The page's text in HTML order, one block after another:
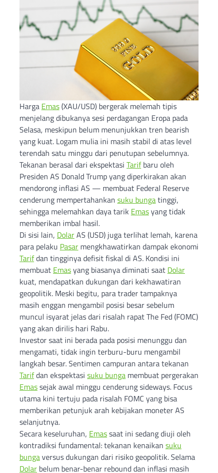
Harga Emas(XAU/USD) bergerak melemah tipis
menjelang dibukanya sesi perdagangan Eropa pada
Selasa, meskipun belum menunjukkan tren bearish
yang kuat. Logam mulia ini masih stabil di atas level
terendah satu minggu dari penutupan sebelumnya.
Tekanan berasal dari ekspektasi Tarifbaru oleh
Presiden AS Donald Trump yang diperkirakan akan
mendorong inflasi AS — membuat Federal Reserve
cenderung mempertahankan suku bungatinggi,
sehingga melemahkan daya tarik Emasyang tidak
memberikan imbal hasil.
Di sisi lain, DolarAS (USD) juga terlihat lemah, karena
para pelaku Pasar mengkhawatirkan dampak ekonomi
Tarifdan tingginya defisit fiskal di AS. Kondisi ini
membuat Emasyang biasanya diminati saat Dolar
kuat, mendapatkan dukungan dari kekhawatiran
geopolitik. Meski begitu, para trader tampaknya
masih enggan mengambil posisi besar sebelum
muncul isyarat jelas dari risalah rapat The Fed (FOMC)
yang akan dirilis hari Rabu.
Investor saat ini berada pada posisi menunggu dan
mengamati, tidak ingin terburu-buru mengambil
langkah besar. Sentimen campuran antara tekanan
Tarifdan ekspektasi suku bunga membuat pergerakan
Emassejak awal minggu cenderung sideways. Focus
utama kini tertuju pada risalah FOMC yang bisa
memberikan petunjuk arah kebijakan moneter AS
selanjutnya.
Secara keseluruhan, Emassaat ini sedang diuji oleh
kontradiksi fundamental: tekanan kenaikan suku
bungaversus dukungan dari risiko geopolitik. Selama
Dolar belum benar-benar rebound dan inflasi masih